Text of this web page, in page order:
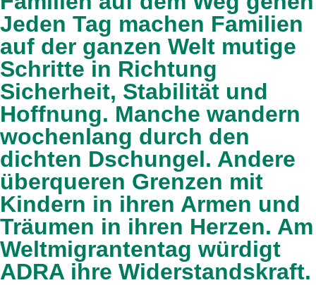
Jeden Tag machen Familien
auf der ganzen Welt mutige
Schritte in Richtung
Sicherheit, Stabilität und
Hoffnung. Manche wandern
wochenlang durch den
dichten Dschungel. Andere
überqueren Grenzen mit
Kindern in ihren Armen und
Träumen in ihren Herzen. Am
Weltmigrantentag würdigt
ADRA ihre Widerstandskraft.